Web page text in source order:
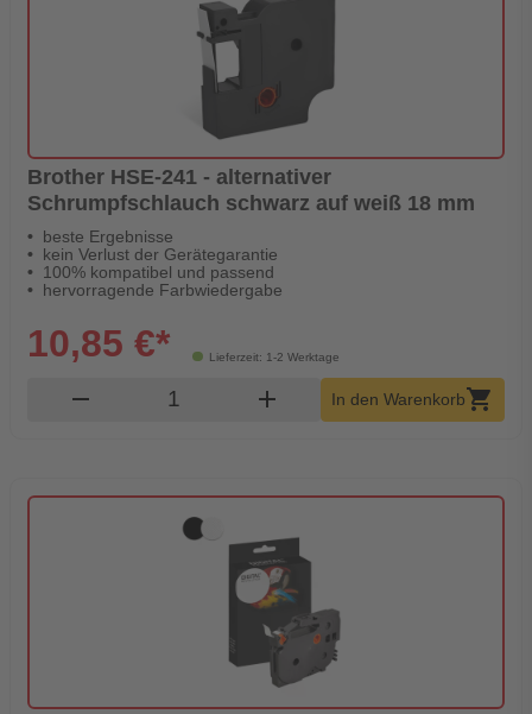
Brother HSE-241 - alternativer
Schrumpfschlauch schwarz auf weiß 18 mm
beste Ergebnisse
kein Verlust der Gerätegarantie
100% kompatibel und passend
hervorragende Farbwiedergabe
Lieferzeit: 1-2 Werktage
10,85 €*
remove Produkt Warenkorb Menge
add In den Warenkorbshopping_cart